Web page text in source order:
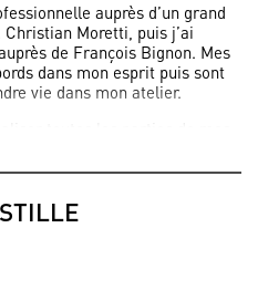
auprès d’un grand
Moretti, puis j’ai
de François Bignon. Mes
dans mon esprit puis sont
vie dans mon atelier.
et de travailler tous les jours
personnes qui partagent cette